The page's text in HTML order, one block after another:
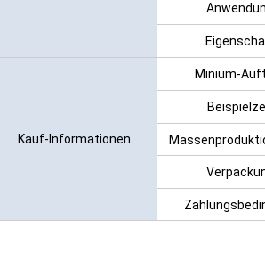
Kauf-Informationen
Minium-